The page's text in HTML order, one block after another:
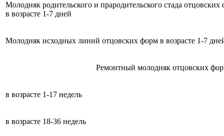
Молодняк родительского и прародительского стада
в возрасте 1-7 дней
Молодняк исходных линий отцовских форм в возрасте 1-7
Ремонтный молодняк отцовских
в возрасте 1-17 недель
в возрасте 18-36 недель